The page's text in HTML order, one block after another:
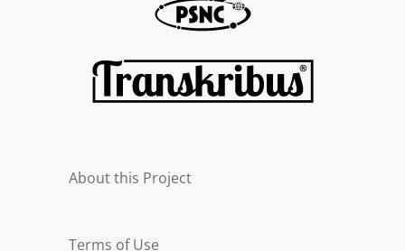
About this Project
Terms of Use